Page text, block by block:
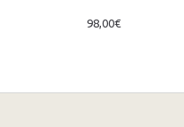
98,00€